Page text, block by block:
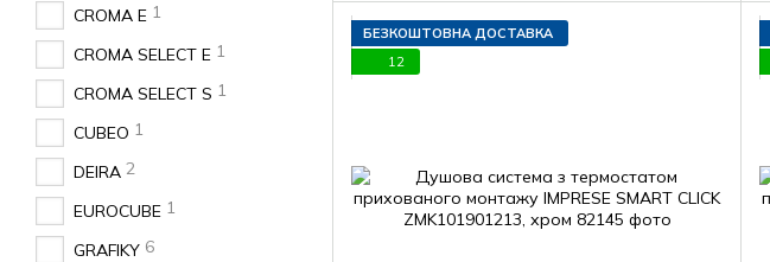
БЕЗКОШТОВНА ДОСТАВКА
12
CROMA E 1
CROMA SELECT E 1
CROMA SELECT S 1
CUBEO 1
DEIRA 2
EUROCUBE 1
GRAFIKY 6